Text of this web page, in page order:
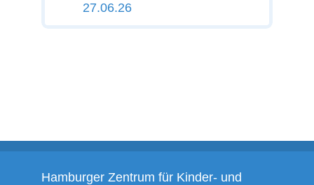
27.06.26
Hamburger Zentrum für Kinder- und